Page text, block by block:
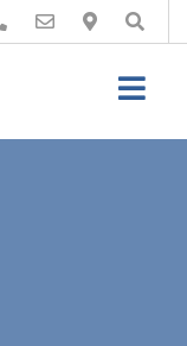
Buscar